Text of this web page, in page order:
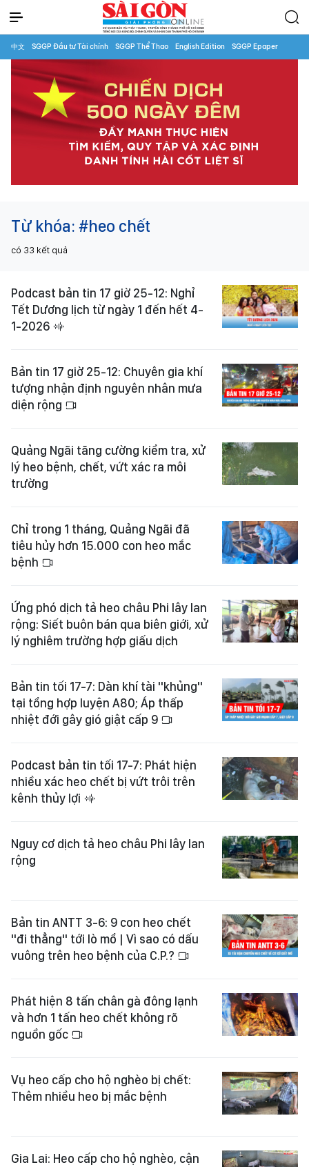
中文 SGGP Đầu tư Tài chính SGGP Thể Thao English Edition SGGP Epaper
Từ khóa: #heo chết
có 33 kết quả
Podcast bản tin 17 giờ 25-12: Nghỉ
Tết Dương lịch từ ngày 1 đến hết 4-
1-2026
Bản tin 17 giờ 25-12: Chuyên gia khí
tượng nhận định nguyên nhân mưa
diện rộng
Quảng Ngãi tăng cường kiểm tra, xử
lý heo bệnh, chết, vứt xác ra môi
trường
Chỉ trong 1 tháng, Quảng Ngãi đã
tiêu hủy hơn 15.000 con heo mắc
bệnh
Ứng phó dịch tả heo châu Phi lây lan
rộng: Siết buôn bán qua biên giới, xử
lý nghiêm trường hợp giấu dịch
Bản tin tối 17-7: Dàn khí tài "khủng"
tại tổng hợp luyện A80; Áp thấp
nhiệt đới gây gió giật cấp 9
Podcast bản tin tối 17-7: Phát hiện
nhiều xác heo chết bị vứt trôi trên
kênh thủy lợi
Nguy cơ dịch tả heo châu Phi lây lan
rộng
Bản tin ANTT 3-6: 9 con heo chết
"đi thẳng" tới lò mổ | Vì sao có dấu
vuông trên heo bệnh của C.P.?
Phát hiện 8 tấn chân gà đông lạnh
và hơn 1 tấn heo chết không rõ
nguồn gốc
Vụ heo cấp cho hộ nghèo bị chết:
Thêm nhiều heo bị mắc bệnh
Gia Lai: Heo cấp cho hộ nghèo, cận